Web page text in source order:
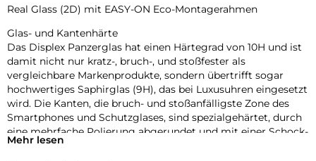
Real Glass (2D) mit EASY-ON Eco-Montagerahmen
Glas- und Kantenhärte
Das Displex Panzerglas hat einen Härtegrad von 10H und ist
damit nicht nur kratz-, bruch-, und stoßfester als
vergleichbare Markenprodukte, sondern übertrifft sogar
hochwertiges Saphirglas (9H), das bei Luxusuhren eingesetzt
wird. Die Kanten, die bruch- und stoßanfälligste Zone des
Smartphones und Schutzglases, sind spezialgehärtet, durch
eine mehrfache Polierung abgerundet und mit einer Schock-
absorbierenden Kante (bei Full Cover Schutzgläsern)
Mehr lesen